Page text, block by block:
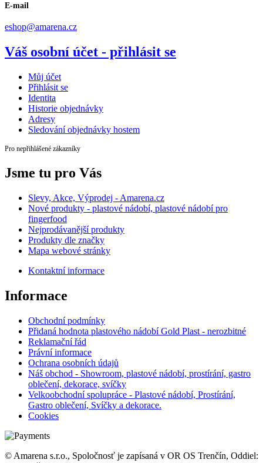
E-mail
eshop@amarena.cz
Váš osobní účet - přihlásit se
Můj účet
Přihlásit se
Identita
Historie objednávky
Adresy
Sledování objednávky hostem
Pro nepřihlášené zákazníky
Jsme tu pro Vás
Slevy, Akce, Výprodej - Amarena.cz
Nové produkty - plastové nádobí, plastové nádobí pro
fingerfood
Nejprodávanější produkty
Produkty dle značky
Mapa webové stránky
Kontaktní informace
Informace
Obchodní podmínky
Přidaná hodnota plastového nádobí Gold Plast - nerozbitné
Reklamační řád
Právní informace
Ochrana osobních údajů
Náš obchod - Showroom, plastové nádobí, prostírání, gastro
oblečení, dekorace, svíčky
Velkoobchodní spolupráce - Plastové nádobí, Prostírání,
Gastro oblečení, Svíčky a dekorace.
Cookies
© Amarena s.r.o., Spoločnosť je zapísaná v OR OS Trenčín, Oddiel: